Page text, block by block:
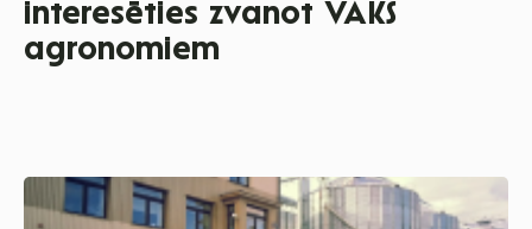
interesēties zvanot VAKS
agronomiem